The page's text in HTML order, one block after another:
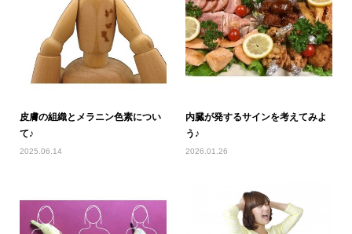
皮膚の組織とメラニン色素につい
て♪
2025.06.14
内臓が発するサインを考えてみよ
う♪
2026.01.26